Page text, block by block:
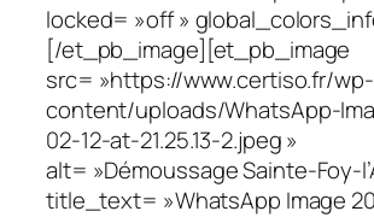
locked= »off »
[/et_pb_image][et_pb_image
src= »https://www.certiso.fr/wp-
content/uploads/WhatsApp-
02-12-at-21.25.13-2.jpeg »
alt= »Démoussage Sainte-Foy-
title_text= »WhatsApp Image